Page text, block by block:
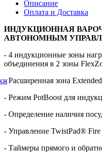
Описание
Оплата и Доставка
ИНДУКЦИОННАЯ
АВТОНОМНЫМ
- 4 индукционные зоны
объединения в 2 зоны
- Расширенная зона
- Режим PotBoost для
- Определение наличия
- Управление TwistPad®
- Таймеры прямого и